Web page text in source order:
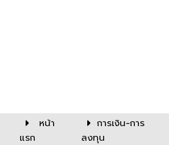
หน้า
แรก
การเงิน-การ
ลงทุน